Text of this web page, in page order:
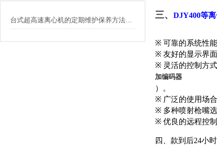
三、 DJY400等
※ 可靠的系统性能
※ 友好的显示界面
※ 灵活的控制方式
加编码器
）。
※ 广泛的使用场合
※ 多种喷射枪嘴
※ 优良的远程控制
四、款到后24小